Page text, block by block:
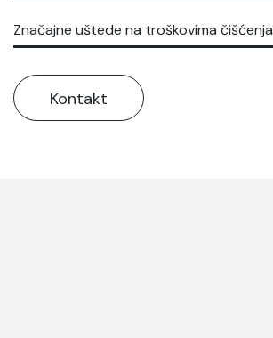
Značajne uštede na troškovima čišćenja
Kontakt